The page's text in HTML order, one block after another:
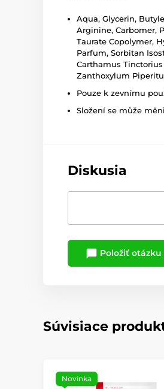
Aqua, Glycerin,
Arginine, Carbomer,
Taurate Copolymer,
Parfum, Sorbitan
Carthamus Tinctorius
Zanthoxylum
Pouze k zevnímu
Složení se může
Diskusia
Položiť otázku
Súvisiace
Novinka